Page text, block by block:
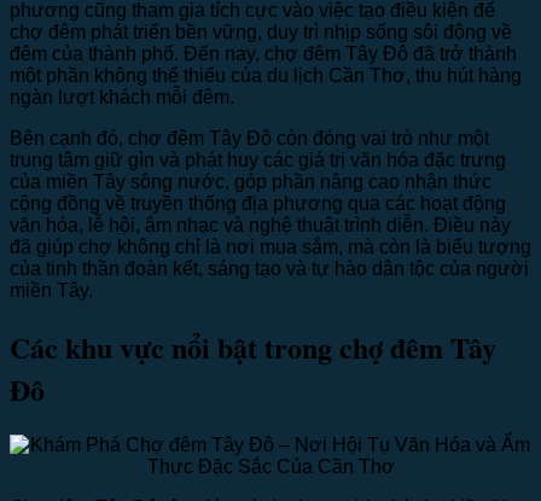
phương cũng tham gia tích cực vào việc tạo điều kiện để
chợ đêm phát triển bền vững, duy trì nhịp sống sôi động về
đêm của thành phố. Đến nay, chợ đêm Tây Đô đã trở thành
một phần không thể thiếu của du lịch Cần Thơ, thu hút hàng
ngàn lượt khách mỗi đêm.
Bên cạnh đó, chợ đêm Tây Đô còn đóng vai trò như một
trung tâm giữ gìn và phát huy các giá trị văn hóa đặc trưng
của miền Tây sông nước, góp phần nâng cao nhận thức
cộng đồng về truyền thống địa phương qua các hoạt động
văn hóa, lễ hội, âm nhạc và nghệ thuật trình diễn. Điều này
đã giúp chợ không chỉ là nơi mua sắm, mà còn là biểu tượng
của tinh thần đoàn kết, sáng tạo và tự hào dân tộc của người
miền Tây.
Các khu vực nổi bật trong chợ đêm Tây
Đô